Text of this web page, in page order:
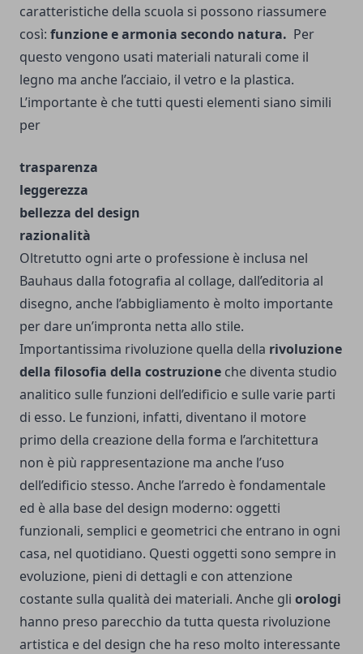
caratteristiche della scuola si possono riassumere
così: funzione e armonia secondo natura. Per
questo vengono usati materiali naturali come il
legno ma anche l’acciaio, il vetro e la plastica.
L’importante è che tutti questi elementi siano simili
per
trasparenza
leggerezza
bellezza del design
razionalità
Oltretutto ogni arte o professione è inclusa nel
Bauhaus dalla fotografia al collage, dall’editoria al
disegno, anche l’abbigliamento è molto importante
per dare un’impronta netta allo stile.
Importantissima rivoluzione quella della rivoluzione
della filosofia della costruzione che diventa studio
analitico sulle funzioni dell’edificio e sulle varie parti
di esso. Le funzioni, infatti, diventano il motore
primo della creazione della forma e l’architettura
non è più rappresentazione ma anche l’uso
dell’edificio stesso. Anche l’arredo è fondamentale
ed è alla base del design moderno: oggetti
funzionali, semplici e geometrici che entrano in ogni
casa, nel quotidiano. Questi oggetti sono sempre in
evoluzione, pieni di dettagli e con attenzione
costante sulla qualità dei materiali. Anche gli orologi
hanno preso parecchio da tutta questa rivoluzione
artistica e del design che ha reso molto interessante